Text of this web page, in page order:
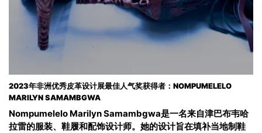
2023年非洲优秀皮革设计展最佳人气奖获得者：NOMPUMELELO
MARILYN SAMAMBGWA
Nompumelelo Marilyn Samambgwa是一名来自津巴布韦哈
拉雷的服装、鞋履和配饰设计师。她的设计旨在填补当地制鞋